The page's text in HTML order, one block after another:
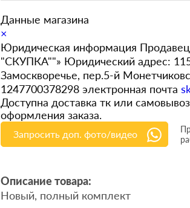
Данные магазина
×
Юридическая информация
"СКУПКА""» Юридический адрес:
Замоскворечье, пер.5-й
1247700378298 электронная почта
Доступна доставка тк или
оформления заказа.
Запросить доп. фото/видео
Описание товара:
Новый, полный комплект